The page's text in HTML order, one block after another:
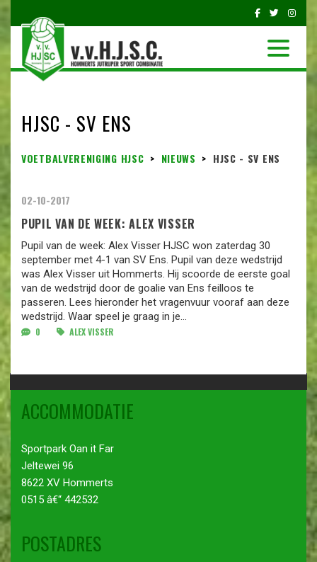
HJSC - SV ENS
VOETBALVERENIGING HJSC > NIEUWS > HJSC - SV ENS
02-10-2017
PUPIL VAN DE WEEK: ALEX VISSER
Pupil van de week: Alex Visser HJSC won zaterdag 30
september met 4-1 van SV Ens. Pupil van deze wedstrijd
was Alex Visser uit Hommerts. Hij scoorde de eerste goal
van de wedstrijd door de goalie van Ens feilloos te
passeren. Lees hieronder het vragenvuur vooraf aan deze
wedstrijd. Waar speel je graag in je...
0 ALEX VISSER
ACCOMMODATIE
Sportpark Oan it Far
Jeltewei 96
8622 XV Hommerts
0515 â€“ 442532
POSTADRES